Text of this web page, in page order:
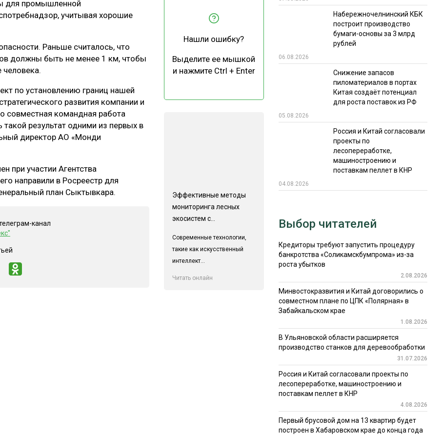
ОТРАСЛЕВАЯ ДИСКУССИЯ
КАЛЕНДАРЬ ВЫСТАВОК ИТОГИ МЕРОПРИЯТИЙ
для промышленной
учитывая хорошие
Раньше считалось, что
должны быть не менее 1 км, чтобы
человека.
по установлению границ нашей
развития компании и
совместная командная работа
результат одними из первых в
директор АО «Монди
при участии Агентства
направили в Росреестр для
план Сыктывкара.
канал
Нашли ошибку?
Выделите ее мышкой
и нажмите Ctrl + Enter
Эффективные методы
мониторинга лесных
экосистем с...
Современные технологии,
такие как искусственный
интеллект...
Читать онлайн
Набережночелнинский КБК
построит производство
бумаги-основы за 3 млрд
рублей
06.08.2026
Снижение запасов
пиломатериалов в портах
Китая создаёт потенциал
для роста поставок из РФ
05.08.2026
Россия и Китай согласовали
проекты по
лесопереработке,
машиностроению и
поставкам пеллет в КНР
04.08.2026
Выбор читателей
Кредиторы требуют запустить процедуру
банкротства «Соликамскбумпрома» из-за
роста убытков
2.08.2026
Минвостокразвития и Китай договорились о
совместном плане по ЦПК «Полярная» в
Забайкальском крае
1.08.2026
В Ульяновской области расширяется
производство станков для деревообработки
31.07.2026
Россия и Китай согласовали проекты по
лесопереработке, машиностроению и
поставкам пеллет в КНР
4.08.2026
Первый брусовой дом на 13 квартир будет
построен в Хабаровском крае до конца года